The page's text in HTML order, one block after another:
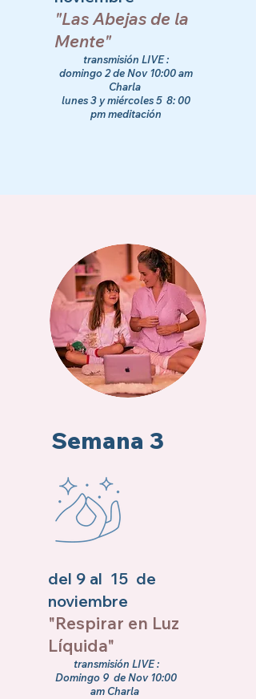
"Las Abejas de la
Mente"
transmisión LIVE :
domingo 2 de Nov 10:00 am
Charla
lunes 3 y miércoles 5 8: 00
pm meditación
Semana 3
del 9 al 15 de
noviembre
"Respirar en Luz
Líquida"
transmisión LIVE :
Domingo 9 de Nov 10:00
am Charla